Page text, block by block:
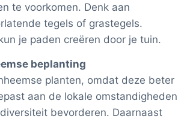
te voorkomen. Denk aan
tegels of grastegels.
je paden creëren door je tuin.
beplanting
planten, omdat deze beter
aan de lokale omstandigheden
bevorderen. Daarnaast